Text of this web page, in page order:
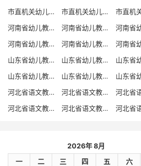
市直机关幼儿教师招聘考试真题卷
市直机关幼儿教师编制考试真题卷
河南省幼儿教师招聘
河南省幼儿教师考试
河南省幼儿教师招聘考试真题卷
河南省幼儿教师编制考试真题
山东省幼儿教师招聘
山东省幼儿教师考试
山东省幼儿教师招聘考试真题卷
山东省幼儿教师编制考试真题
河北省语文教师招聘
河北省语文教师招聘考试真题
河北省语文教师编制考试真题
河北省语文教师编制考试真题卷
2026年 8月
一
二 三 四 五 六